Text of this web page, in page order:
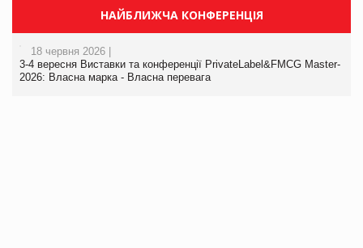
НАЙБЛИЖЧА КОНФЕРЕНЦІЯ
18 червня 2026 |
3-4 вересня Виставки та конференції PrivateLabel&FMCG Master-
2026: Власна марка - Власна перевага